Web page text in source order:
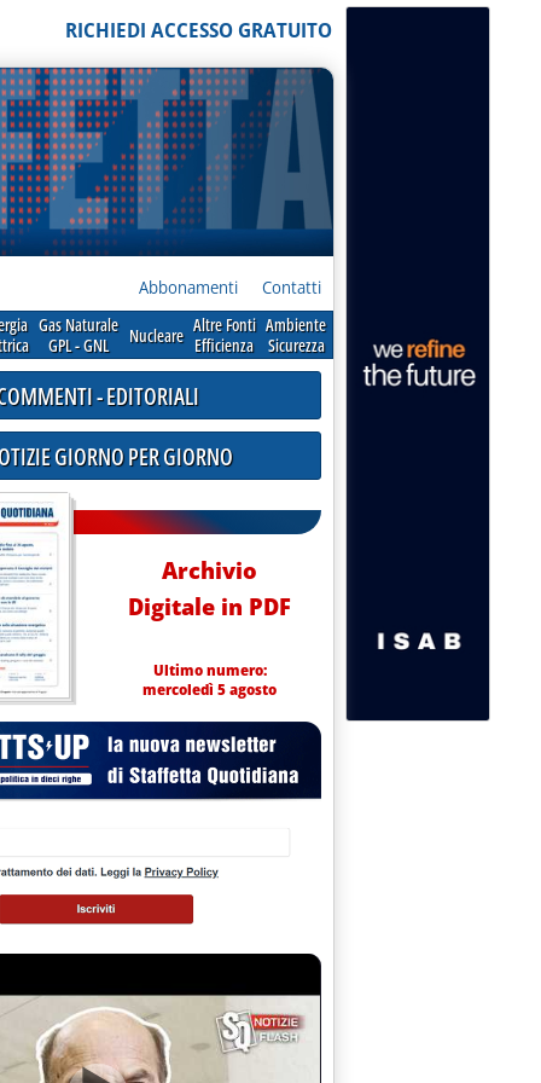
RICHIEDI ACCESSO GRATUITO
Abbonamenti Contatti
Gas Naturale
GPL - GNL
Nucleare Altre Fonti
Efficienza
Ambiente
Sicurezza
- EDITORIALI
GIORNO PER GIORNO
Archivio
Digitale in PDF
Ultimo numero:
mercoledì 5 agosto